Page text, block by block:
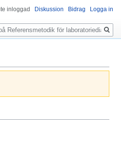
inloggad Diskussion Bidrag Logga in